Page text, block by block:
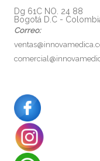
Dg 61C NO. 24 88
Bogotá D.C -
Correo: